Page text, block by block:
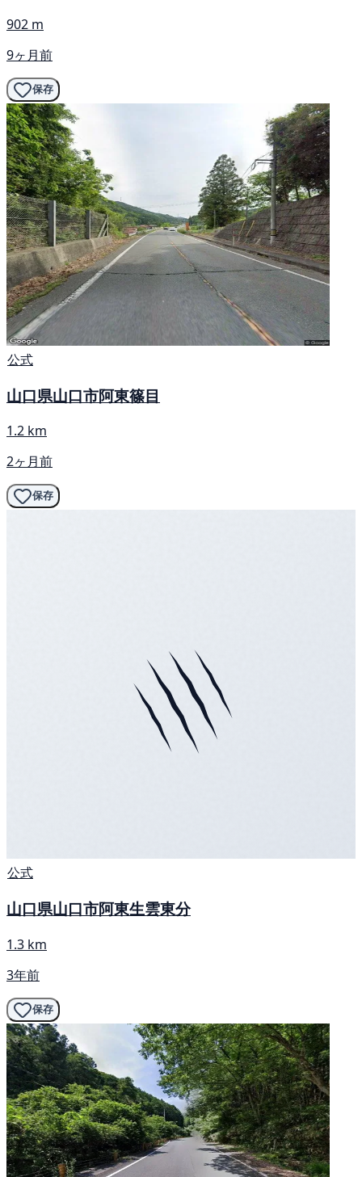
902 m
9ヶ月前
保存
公式
山口県山口市阿東篠目
1.2 km
2ヶ月前
保存
公式
山口県山口市阿東生雲東分
1.3 km
3年前
保存